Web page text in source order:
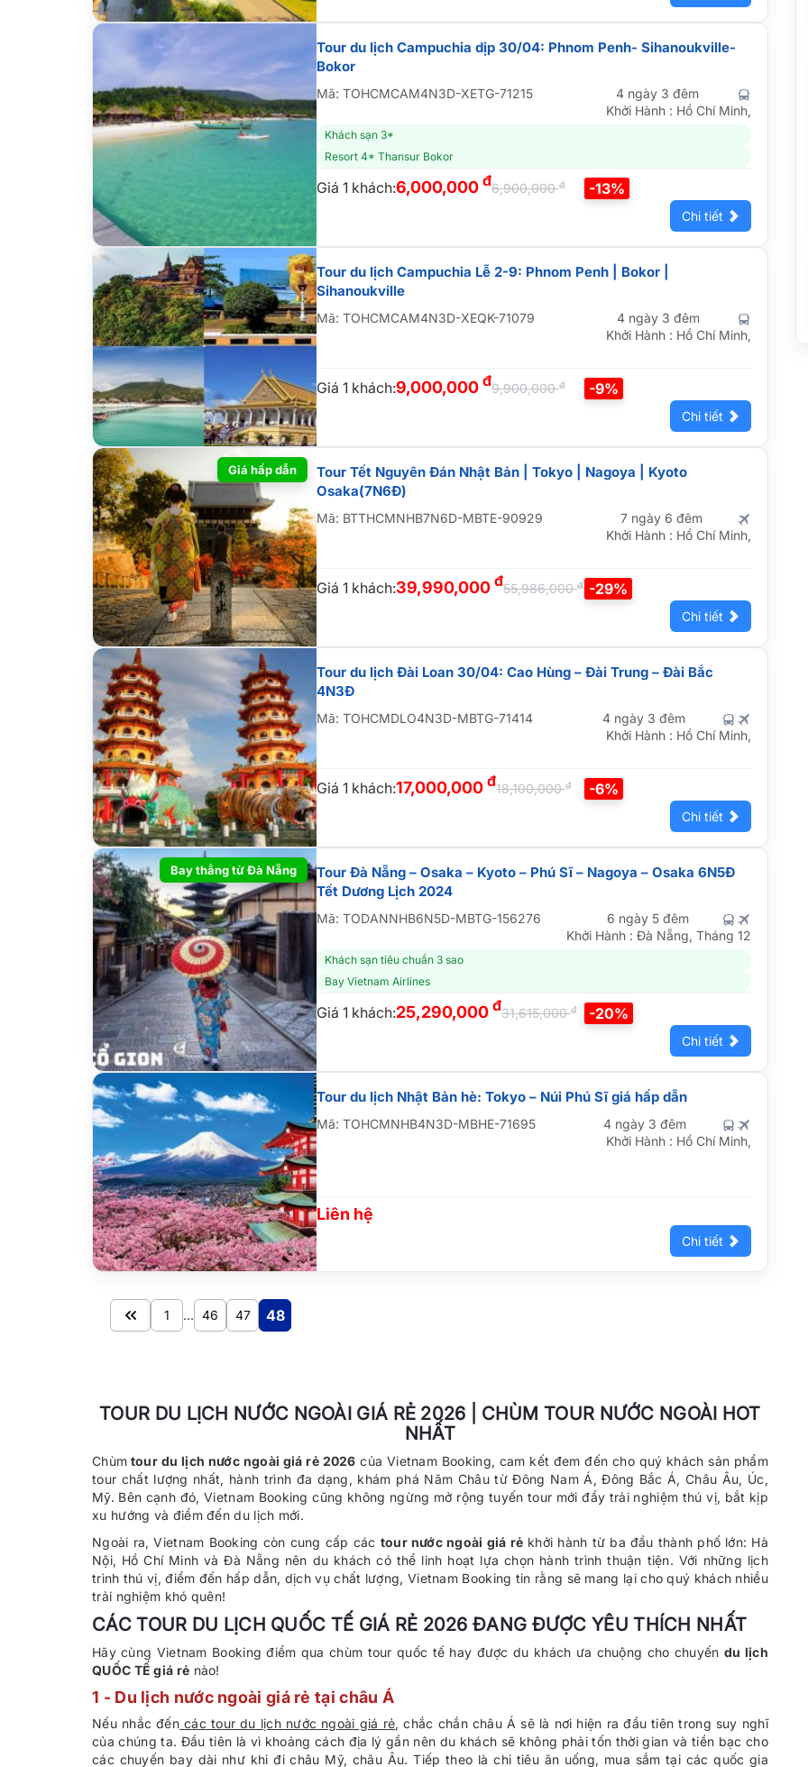
Tour du lịch Campuchia dịp 30/04: Phnom Penh- Sihanoukville-
Bokor
Mã: TOHCMCAM4N3D-XETG-71215
4 ngày 3 đêm
Khởi Hành : Hồ Chí Minh,
Khách sạn 3*
Resort 4* Thansur Bokor
Giá 1 khách:6,000,000 đ6,900,000đ -13%
Chi tiết
Tour du lịch Campuchia Lễ 2-9: Phnom Penh | Bokor |
Sihanoukville
Mã: TOHCMCAM4N3D-XEQK-71079
4 ngày 3 đêm
Khởi Hành : Hồ Chí Minh,
Giá 1 khách:9,000,000 đ9,900,000đ -9%
Chi tiết
Giá hấp dẫn
Tour Tết Nguyên Đán Nhật Bản | Tokyo | Nagoya | Kyoto
Osaka(7N6Đ)
Mã: BTTHCMNHB7N6D-MBTE-90929
7 ngày 6 đêm
Khởi Hành : Hồ Chí Minh,
Giá 1 khách:39,990,000 đ55,986,000đ -29%
Chi tiết
Tour du lịch Đài Loan 30/04: Cao Hùng – Đài Trung – Đài Bắc
4N3Đ
Mã: TOHCMDLO4N3D-MBTG-71414
4 ngày 3 đêm
Khởi Hành : Hồ Chí Minh,
Giá 1 khách:17,000,000 đ18,100,000đ -6%
Chi tiết
Bay thẳng từ Đà Nẵng
Tour Đà Nẵng – Osaka – Kyoto – Phú Sĩ – Nagoya – Osaka 6N5Đ
Tết Dương Lịch 2024
Mã: TODANNHB6N5D-MBTG-156276
6 ngày 5 đêm
Khởi Hành : Đà Nẵng, Tháng 12
Khách sạn tiêu chuẩn 3 sao
Bay Vietnam Airlines
Giá 1 khách:25,290,000 đ31,615,000đ -20%
Chi tiết
Tour du lịch Nhật Bản hè: Tokyo – Núi Phú Sĩ giá hấp dẫn
Mã: TOHCMNHB4N3D-MBHE-71695
4 ngày 3 đêm
Khởi Hành : Hồ Chí Minh,
Liên hệ
Chi tiết
1 … 46 47 48
TOUR DU LỊCH NƯỚC NGOÀI GIÁ RẺ 2026 | CHÙM TOUR NƯỚC NGOÀI HOT
NHẤT
Chùm tour du lịch nước ngoài giá rẻ 2026 của Vietnam Booking, cam kết đem đến cho quý khách sản phẩm
tour chất lượng nhất, hành trình đa dạng, khám phá Năm Châu từ Đông Nam Á, Đông Bắc Á, Châu Âu, Úc,
Mỹ. Bên cạnh đó, Vietnam Booking cũng không ngừng mở rộng tuyến tour mới đầy trải nghiệm thú vị, bắt kịp
xu hướng và điểm đến du lịch mới.
Ngoài ra, Vietnam Booking còn cung cấp các tour nước ngoài giá rẻ khởi hành từ ba đầu thành phố lớn: Hà
Nội, Hồ Chí Minh và Đà Nẵng nên du khách có thể linh hoạt lựa chọn hành trình thuận tiện. Với những lịch
trình thú vị, điểm đến hấp dẫn, dịch vụ chất lượng, Vietnam Booking tin rằng sẽ mang lại cho quý khách nhiều
trải nghiệm khó quên!
CÁC TOUR DU LỊCH QUỐC TẾ GIÁ RẺ 2026 ĐANG ĐƯỢC YÊU THÍCH NHẤT
Hãy cùng Vietnam Booking điểm qua chùm tour quốc tế hay được du khách ưa chuộng cho chuyến du lịch
QUỐC TẾ giá rẻ nào!
1 - Du lịch nước ngoài giá rẻ tại châu Á
Nếu nhắc đến các tour du lịch nước ngoài giá rẻ, chắc chắn châu Á sẽ là nơi hiện ra đầu tiên trong suy nghĩ
của chúng ta. Đầu tiên là vì khoảng cách địa lý gần nên du khách sẽ không phải tốn thời gian và tiền bạc cho
các chuyến bay dài như khi đi châu Mỹ, châu Âu. Tiếp theo là chi tiêu ăn uống, mua sắm tại các quốc gia